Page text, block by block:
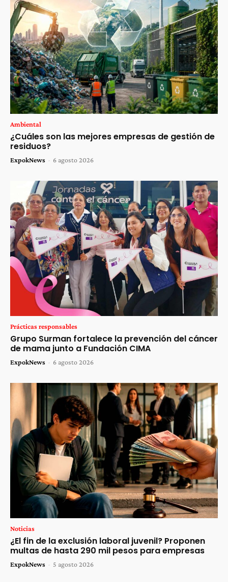
Ambiental
¿Cuáles son las mejores empresas de gestión de
residuos?
ExpokNews - 6 agosto 2026
Prácticas responsables
Grupo Surman fortalece la prevención del cáncer
de mama junto a Fundación CIMA
ExpokNews - 6 agosto 2026
Noticias
¿El fin de la exclusión laboral juvenil? Proponen
multas de hasta 290 mil pesos para empresas
ExpokNews - 5 agosto 2026